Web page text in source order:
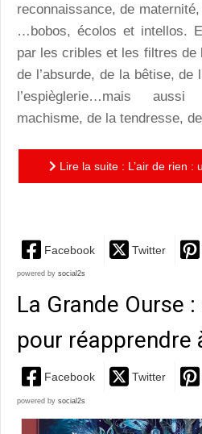
reconnaissance, de
…bobos, écolos et intellos.
par les cribles et les filtres de
de l’absurde, de la bêtise, de
l’espièglerie…mais
machisme, de la tendresse,
Lire la suite : L’air de rien :
Facebook Twitter
powered by social2s
La Grande Ourse
pour réapprendre
Facebook Twitter
powered by social2s